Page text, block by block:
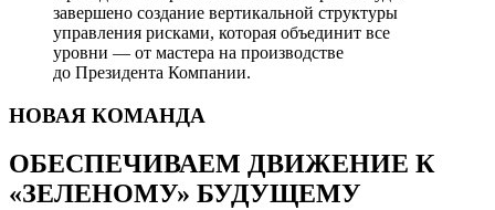
завершено создание вертикальной структуры
управления рисками, которая объединит все
уровни — от мастера на производстве
до Президента Компании.
НОВАЯ КОМАНДА
ОБЕСПЕЧИВАЕМ ДВИЖЕНИЕ К
«ЗЕЛЕНОМУ» БУДУЩЕМУ